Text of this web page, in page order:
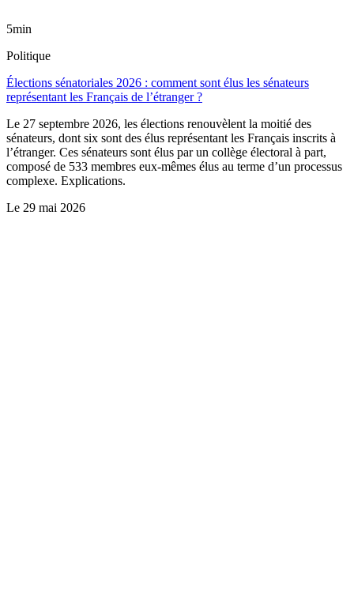
5min
Politique
Élections sénatoriales 2026 : comment sont élus les sénateurs
représentant les Français de l’étranger ?
Le 27 septembre 2026, les élections renouvèlent la moitié des
sénateurs, dont six sont des élus représentant les Français inscrits à
l’étranger. Ces sénateurs sont élus par un collège électoral à part,
composé de 533 membres eux-mêmes élus au terme d’un processus
complexe. Explications.
Le 29 mai 2026